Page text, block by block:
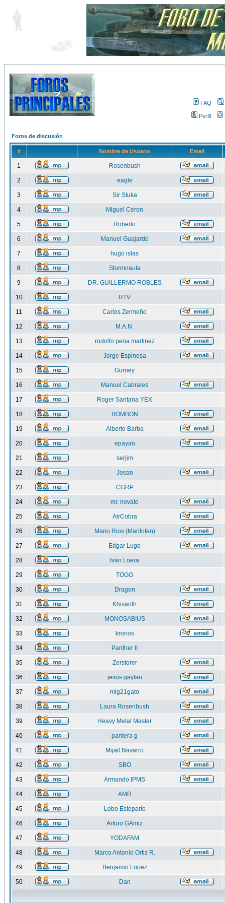
FAQ
Perfil
Foros de discusión
# Nombre de Usuario Email
1 Rosenbush
2 eagle
3 Sir Stuka
4 Miguel Ceron
5 Roberto
6 Manuel Guajardo
7 hugo islas
8 Stormnauta
9 DR. GUILLERMO ROBLES
10 RTV
11 Carlos Zermeño
12 M.A.N.
13 rodolfo pena martinez
14 Jorge Espinosa
15 Gurney
16 Manuel Cabrales
17 Roger Santana YEX
18 BOMBON
19 Alberto Barba
20 epayan
21 serjim
22 Josan
23 CGRP
24 mr. novato
25 AirCobra
26 Mario Rios (Maritofen)
27 Edgar Lugo
28 Ivan Loera
29 TOGO
30 Dragon
31 Khisanth
32 MONOSABIUS
33 kronos
34 Panther II
35 Zerstorer
36 jesus gaytan
37 mig21gato
38 Laura Rosenbush
39 Heavy Metal Master
40 pantera g
41 Mijail Navarro
42 SBO
43 Armando IPMS
44 AMR
45 Lobo Estepario
46 Arturo GAmiz
47 YODAFAM
48 Marco Antonio Ortiz R.
49 Benjamin Lopez
50 Dan